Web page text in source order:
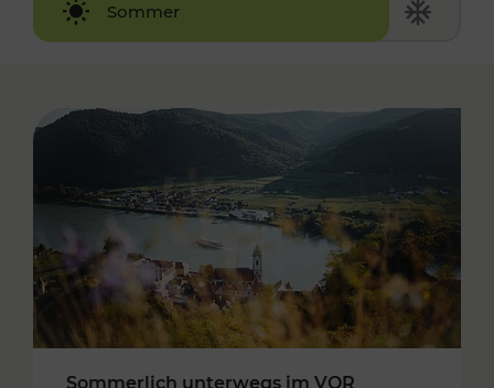
Sommer
Winter
Sommerlich unterwegs im VOR